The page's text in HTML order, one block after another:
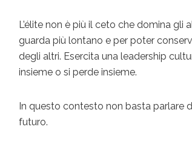
L’élite non è più il ceto che domina gli
guarda più lontano e per poter
degli altri. Esercita una leadership
insieme o si perde insieme.
In questo contesto non basta parlare
futuro.